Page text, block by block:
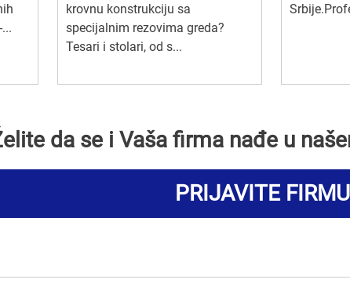
krovnu konstrukciju sa
specijalnim rezovima greda?
Tesari i stolari, od s...
da se i Vaša firma nađe u
PRIJAVITE FIRMU